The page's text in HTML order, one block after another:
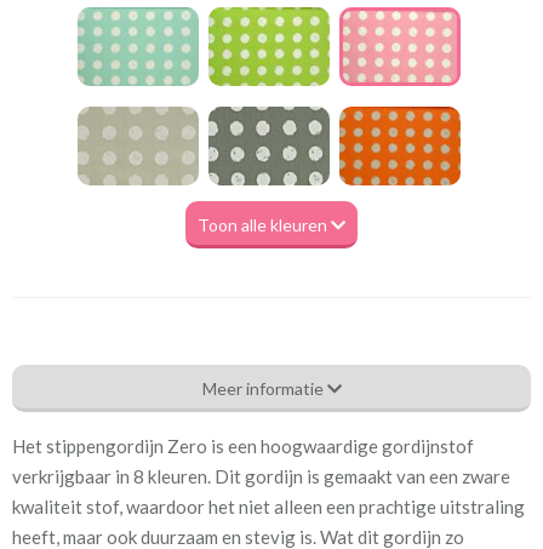
Toon alle kleuren
Pt.5729-213 ZERO PETAL
Eigenschappen gordijnstof
Artikelnummer Pt.5729-213 ZERO PETAL
Patroon: 16 cm
Meer informatie
Het stippengordijn Zero is een hoogwaardige gordijnstof
verkrijgbaar in 8 kleuren. Dit gordijn is gemaakt van een zware
kwaliteit stof, waardoor het niet alleen een prachtige uitstraling
heeft, maar ook duurzaam en stevig is. Wat dit gordijn zo